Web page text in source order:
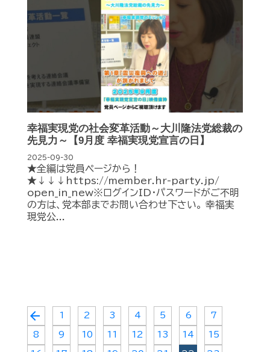
幸福実現党の社会変革活動～大川隆法党総裁の
先見力～【9月度 幸福実現党宣言の日】
2025-09-30
★全編は党員ページから！
★↓↓↓https://member.hr-party.jp/
open_in_new※ログインID・パスワードがご不明
の方は、党本部までお問い合わせ下さい。 幸福実
現党公...
arrow_back 1 2 3 4 5 6 7
8 9 10 11 12 13 14 15